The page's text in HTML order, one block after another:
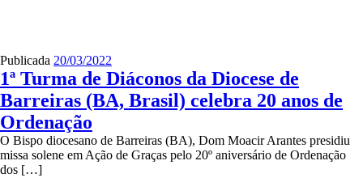
Publicada 20/03/2022
1ª Turma de Diáconos da Diocese de
Barreiras (BA, Brasil) celebra 20 anos de
Ordenação
O Bispo diocesano de Barreiras (BA), Dom Moacir Arantes presidiu
missa solene em Ação de Graças pelo 20º aniversário de Ordenação
dos […]